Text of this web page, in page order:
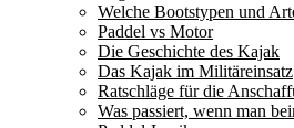
Welche Bootstypen und
Paddel vs Motor
Die Geschichte des Kajak
Das Kajak im Militäreinsatz
Ratschläge für die
Was passiert, wenn man